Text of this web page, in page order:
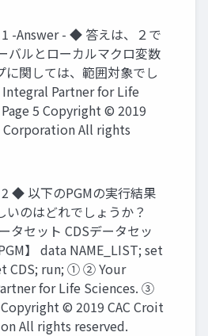
-Answer - ◆ 答えは、２で
バルとローカルマクロ変数
に関しては、範囲対象でし
Integral Partner for Life
5 Copyright © 2019
Corporation All rights
◆ 以下のPGMの実行結果
いのはどれでしょうか？
タセット CDSデータセッ
】 data NAME_LIST; set
CDS; run; ① ② Your
for Life Sciences. ③
© 2019 CAC Croit
All rights reserved.